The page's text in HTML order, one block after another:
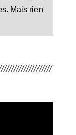
Mais rien